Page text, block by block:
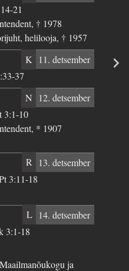
21
† 1978
helilooja, † 1957
K 11. detsember
37
N
12. detsember
3:1-10
* 1907
R 13. detsember
3:11-18
L 14. detsember
3:1-18
ja